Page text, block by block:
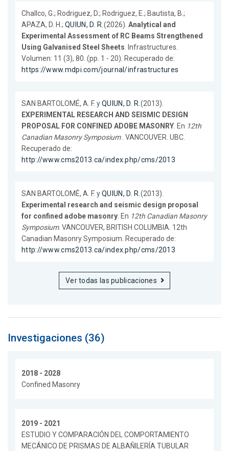
Challco, G.; Rodriguez, D.; Rodriguez, E.; Bautista, B.;
APAZA, D. H.; QUIUN, D. R. (2026). Analytical and
Experimental Assessment of RC Beams Strengthened
Using Galvanised Steel Sheets . Infrastructures.
Volumen: 11 (3), 80. (pp. 1 - 20). Recuperado de:
https://www.mdpi.com/journal/infrastructures
SAN BARTOLOMÉ, A. F. yQUIUN, D. R. (2013).
EXPERIMENTAL RESEARCH AND SEISMIC DESIGN
PROPOSAL FOR CONFINED ADOBE MASONRY . En 12th
Canadian Masonry Symposium . VANCOUVER. UBC.
Recuperado de:
http://www.cms2013.ca/index.php/cms/2013
SAN BARTOLOMÉ, A. F. yQUIUN, D. R. (2013).
Experimental research and seismic design proposal
for confined adobe masonry . En 12th Canadian Masonry
Symposium. VANCOUVER, BRITISH COLUMBIA. 12th
Canadian Masonry Symposium. Recuperado de:
http://www.cms2013.ca/index.php/cms/2013
Ver todas las publicaciones
Investigaciones (36)
2018 - 2028
Confined Masonry
2019 - 2021
ESTUDIO Y COMPARACIÓN DEL COMPORTAMIENTO
MECÁNICO DE PRISMAS DE ALBAÑILERÍA TUBULAR